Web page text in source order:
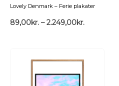
Lovely Denmark – Ferie plakater
89,00kr. – 2.249,00kr.